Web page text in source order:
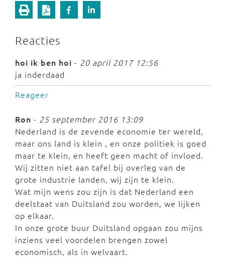
Reacties
hoi ik ben hoi - 20 april 2017 12:56
ja inderdaad
Reageer
Ron - 25 september 2016 13:09
Nederland is de zevende economie ter wereld,
maar ons land is klein , en onze politiek is goed
maar te klein, en heeft geen macht of invloed.
Wij zitten niet aan tafel bij overleg van de
grote industrie landen, wij zijn te klein.
Wat mijn wens zou zijn is dat Nederland een
deelstaat van Duitsland zou worden, we lijken
op elkaar.
In onze grote buur Duitsland opgaan zou mijns
inziens veel voordelen brengen zowel
economisch, als in welvaart.